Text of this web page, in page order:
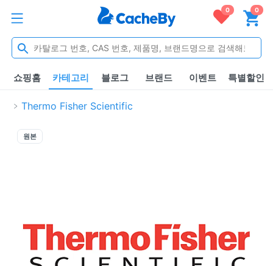
0 0
쇼핑홈 카테고리 블로그 브랜드 이벤트 특별할인
Thermo Fisher Scientific
원본